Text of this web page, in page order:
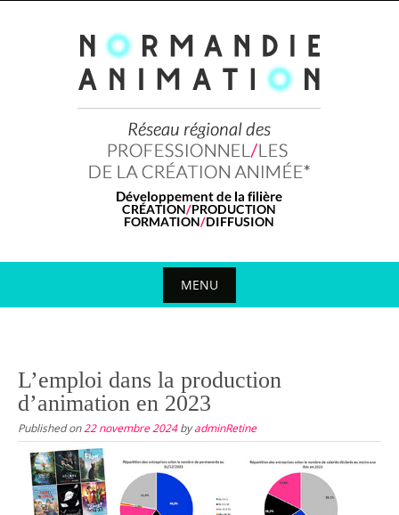
MENU
content
L’emploi dans la production
d’animation en 2023
Published on22 novembre 2024byadminRetine